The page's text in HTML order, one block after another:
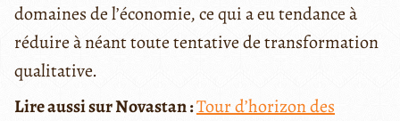
domaines de l’économie, ce qui a eu tendance à
réduire à néant toute tentative de transformation
qualitative.
Lire aussi sur Novastan :Tour d’horizon des